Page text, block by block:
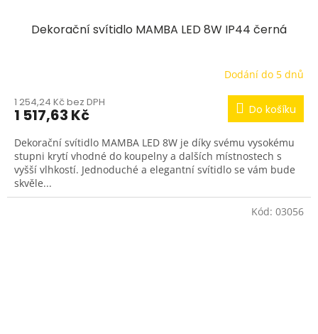
Dekorační svítidlo MAMBA LED 8W IP44 černá
Dodání do 5 dnů
1 254,24 Kč bez DPH
1 517,63 Kč Do košíku
Dekorační svítidlo MAMBA LED 8W je díky svému vysokému
stupni krytí vhodné do koupelny a dalších místnostech s
vyšší vlhkostí. Jednoduché a elegantní svítidlo se vám bude
skvěle...
Kód: 03056